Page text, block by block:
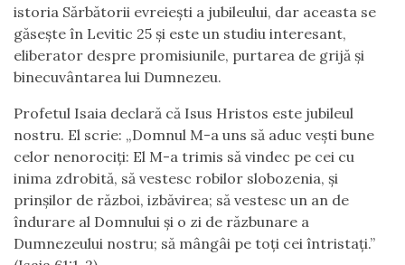
istoria Sărbătorii evreieşti a jubileului, dar aceasta se
găsește în Levitic 25 și este un studiu interesant,
eliberator despre promisiunile, purtarea de grijă și
binecuvântarea lui Dumnezeu.
Profetul Isaia declară că Isus Hristos este jubileul
nostru. El scrie: „Domnul M-a uns să aduc veşti bune
celor nenorociţi: El M-a trimis să vindec pe cei cu
inima zdrobită, să vestesc robilor slobozenia, şi
prinşilor de război, izbăvirea; să vestesc un an de
îndurare al Domnului şi o zi de răzbunare a
Dumnezeului nostru; să mângâi pe toţi cei întristaţi.”